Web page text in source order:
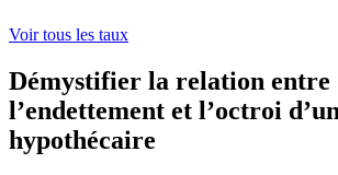
Voir tous les taux
Démystifier la relation entre
l’endettement et l’octroi
hypothécaire